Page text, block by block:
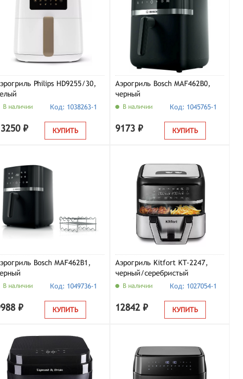
Philips HD9255/30,
В наличии Код: 1038263-1
₽ КУПИТЬ
Аэрогриль Bosch MAF462B0,
черный
В наличии Код: 1045765-1
9173 ₽ КУПИТЬ
Bosch MAF462B1,
В наличии Код: 1049736-1
₽ КУПИТЬ
Аэрогриль Kitfort KT-2247,
черный/серебристый
В наличии Код: 1027054-1
12842 ₽ КУПИТЬ